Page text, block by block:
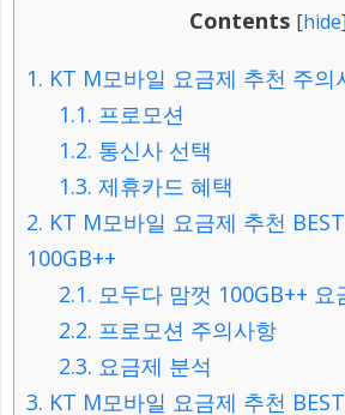
Contents [hide]
1. KT M모바일 요금제 추천 주의
1.1. 프로모션
1.2. 통신사 선택
1.3. 제휴카드 혜택
2. KT M모바일 요금제 추천
100GB++
2.1. 모두다 맘껏 100GB++ 요
2.2. 프로모션 주의사항
2.3. 요금제 분석
3. KT M모바일 요금제 추천